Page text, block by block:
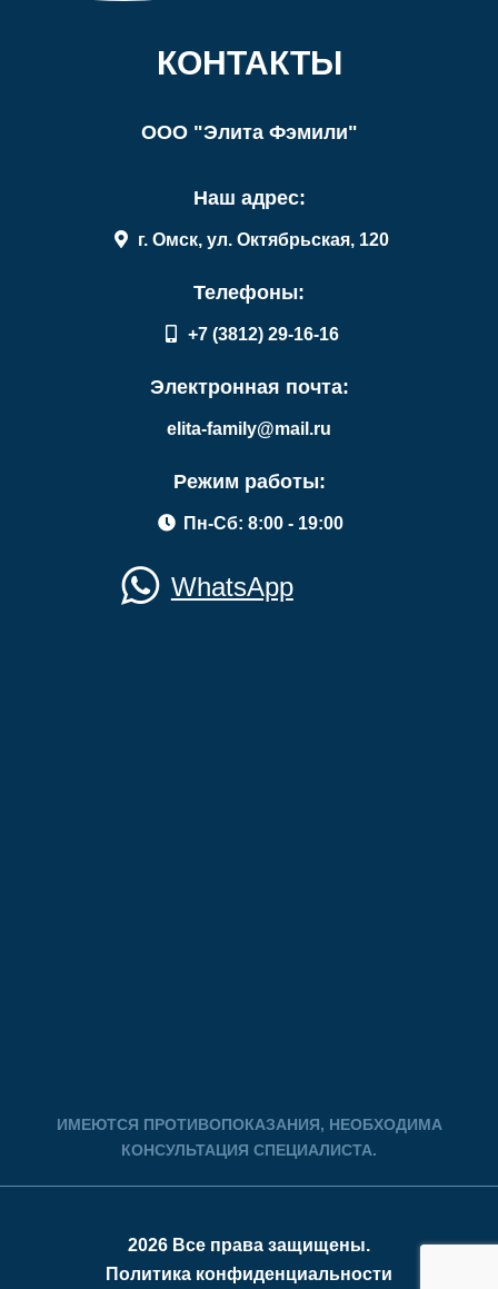
КОНТАКТЫ
ООО "Элита Фэмили"
Наш адрес:
г. Омск, ул. Октябрьская, 120
Телефоны:
+7 (3812) 29-16-16
Электронная почта:
elita-family@mail.ru
Режим работы:
Пн-Сб: 8:00 - 19:00
WhatsApp
ИМЕЮТСЯ ПРОТИВОПОКАЗАНИЯ, НЕОБХОДИМА
КОНСУЛЬТАЦИЯ СПЕЦИАЛИСТА.
2026 Все права защищены.
Политика конфиденциальности